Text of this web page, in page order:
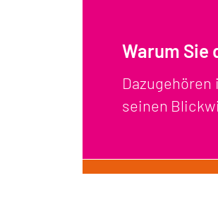
Warum Sie
seinen